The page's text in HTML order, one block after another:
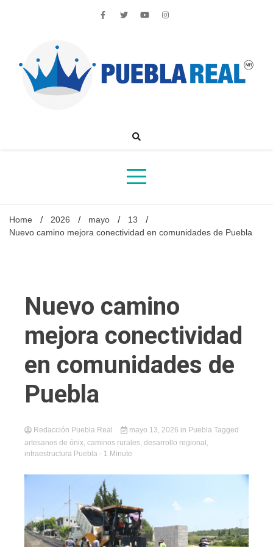
Noticias de actualidad de Puebla, México y el mundo
Home 2026 mayo
13
Nuevo camino mejora conectividad en comunidades de Puebla
Nuevo camino
mejora conectividad
en comunidades de
Puebla
Redacción Puebla Real mayo 13, 2026 in Puebla Tagged
artesanos de ónix, caminos rurales, desarrollo regional ,
infraestructura Puebla - 1 Minute